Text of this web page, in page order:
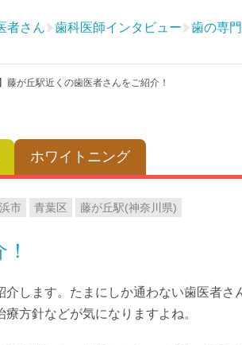
者さん 歯科医師インタビュー 歯の専
藤が丘駅近くの歯医者さんをご紹介！
ホワイトニング
市 青葉区 藤が丘駅(神奈川県)
します。たまにしか通わない歯医者さ
方針などが気になりますよね。